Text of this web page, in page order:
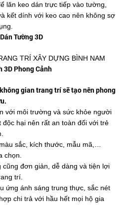
keo dán trực tiếp vào tường,
kết dính với keo cao nên không sợ
Tường 3D
3D Phong Cảnh
gian trang trí sẽ tạo nên phong
với môi trường và sức khỏe người
hại nên rất an toàn đối với trẻ
sắc, kích thước, mẫu mã,…
chọn.
đơn giản, dễ dàng và tiện lợi
trí.
ứng ánh sáng trung thực, sắc nét
chi trả với hầu hết mọi hộ gia